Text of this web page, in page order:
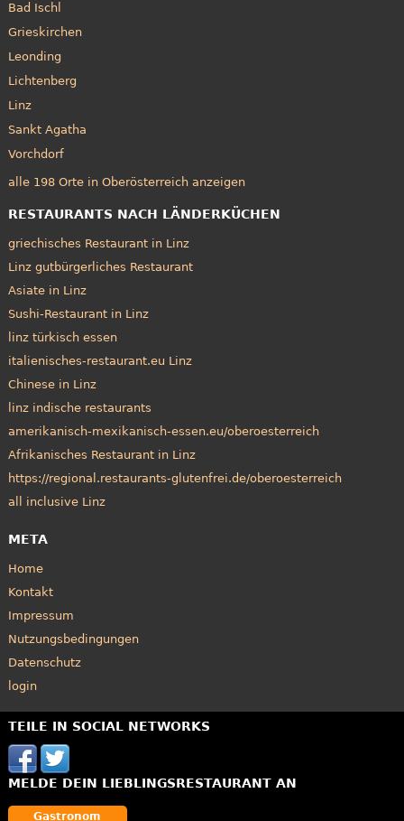
Bad Ischl
Grieskirchen
Leonding
Lichtenberg
Linz
Sankt Agatha
Vorchdorf
alle 198 Orte in Oberösterreich anzeigen
RESTAURANTS NACH LÄNDERKÜCHEN
griechisches Restaurant in Linz
Linz gutbürgerliches Restaurant
Asiate in Linz
Sushi-Restaurant in Linz
linz türkisch essen
italienisches-restaurant.eu Linz
Chinese in Linz
linz indische restaurants
amerikanisch-mexikanisch-essen.eu/oberoesterreich
Afrikanisches Restaurant in Linz
https://regional.restaurants-glutenfrei.de/oberoesterreich
all inclusive Linz
META
Home
Kontakt
Impressum
Nutzungsbedingungen
Datenschutz
login
TEILE IN SOCIAL NETWORKS
MELDE DEIN LIEBLINGSRESTAURANT AN
Gastronom